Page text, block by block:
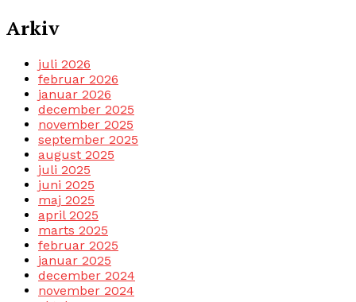
Arkiv
juli 2026
februar 2026
januar 2026
december 2025
november 2025
september 2025
august 2025
juli 2025
juni 2025
maj 2025
april 2025
marts 2025
februar 2025
januar 2025
december 2024
november 2024